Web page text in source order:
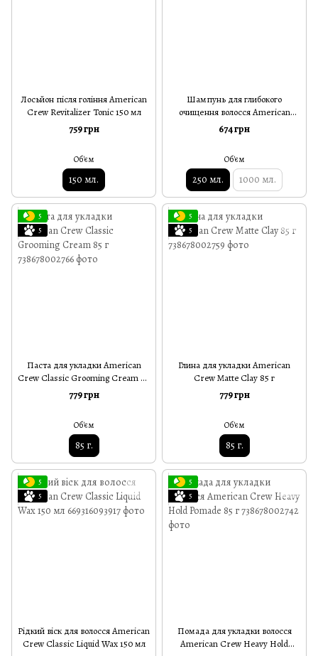
Лосьйон після гоління American
Crew Revitalizer Tonic 150 мл
759 грн
Об'єм
150 мл.
Шампунь для глибокого
очищення волосся American
Crew Detox Shampoo 250 мл
674 грн
Об'єм
250 мл. 1000 мл.
5
5
Паста для укладки American
Crew Classic Grooming Cream 85
г
779 грн
Об'єм
85 г.
5
5
Глина для укладки American
Crew Matte Clay 85 г
779 грн
Об'єм
85 г.
5
5
Рідкий віск для волосся American
Crew Classic Liquid Wax 150 мл
5
5
Помада для укладки волосся
American Crew Heavy Hold